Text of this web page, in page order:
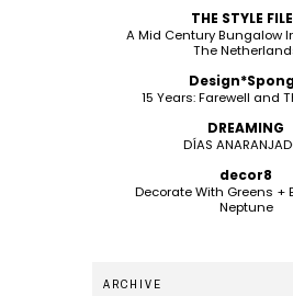
THE STYLE
A Mid Century Bungalow
The
15 Years: Farewell and
DREAMING
DÍAS
decor8
Decorate With Greens +
Neptune
ARCHIVE